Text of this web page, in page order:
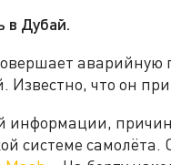
в Дубай.
аварийную
Известно, что он
информации,
системе самолёта.